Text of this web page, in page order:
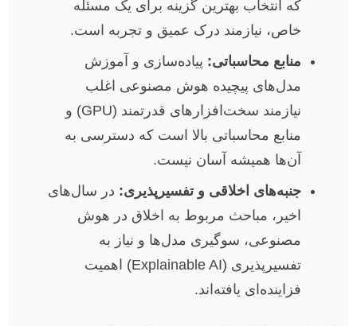
که انتخاب بهترین گزینه برای یک مسئله
خاص، نیازمند درک عمیق و تجربه است.
منابع محاسباتی: پیاده‌سازی و آموزش
مدل‌های پیچیده هوش مصنوعی اغلب
نیازمند سخت‌افزارهای قدرتمند (GPU) و
منابع محاسباتی بالا است که دسترسی به
آن‌ها همیشه آسان نیست.
جنبه‌های اخلاقی و تفسیرپذیری: در سال‌های
اخیر، مباحث مربوط به اخلاق در هوش
مصنوعی، سوگیری مدل‌ها و نیاز به
تفسیرپذیری (Explainable AI) اهمیت
فزاینده‌ای یافته‌اند.